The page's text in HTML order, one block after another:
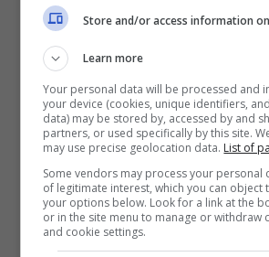
This is the
Unless you play it good
State of Grace
Cammino veloce tra i
Store and/or access information
Learn more
Your personal data will be processed and
your device (cookies, unique identifiers,
data) may be stored by, accessed by and
partners, or used specifically by this site.
may use precise geolocation data. List of
Some vendors may process your personal
of legitimate interest, which you can object
your options below. Look for a link at the
or in the site menu to manage or withdraw
and cookie settings.